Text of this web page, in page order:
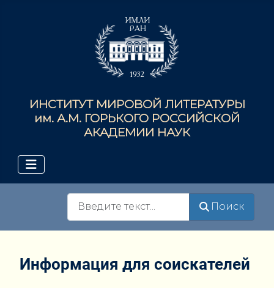
ИНСТИТУТ МИРОВОЙ ЛИТЕРАТУРЫ
им. А.М. ГОРЬКОГО РОССИЙСКОЙ
АКАДЕМИИ НАУК
Поиск
Информация для соискателей